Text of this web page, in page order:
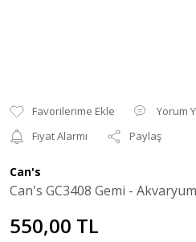
Yorum
Fiyat Alarmı
Paylaş
Can's
Can's GC3408 Gemi -
550,00 TL